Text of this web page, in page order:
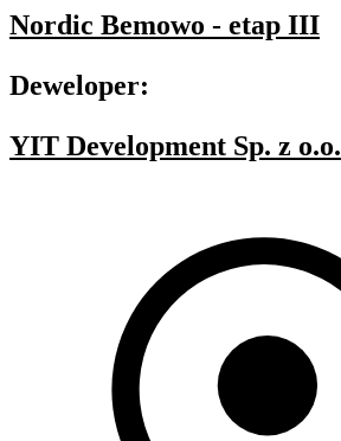
Nordic Bemowo - etap III
Deweloper:
YIT Development Sp. z o.o.